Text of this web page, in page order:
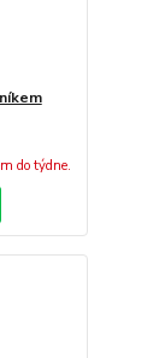
do týdne.